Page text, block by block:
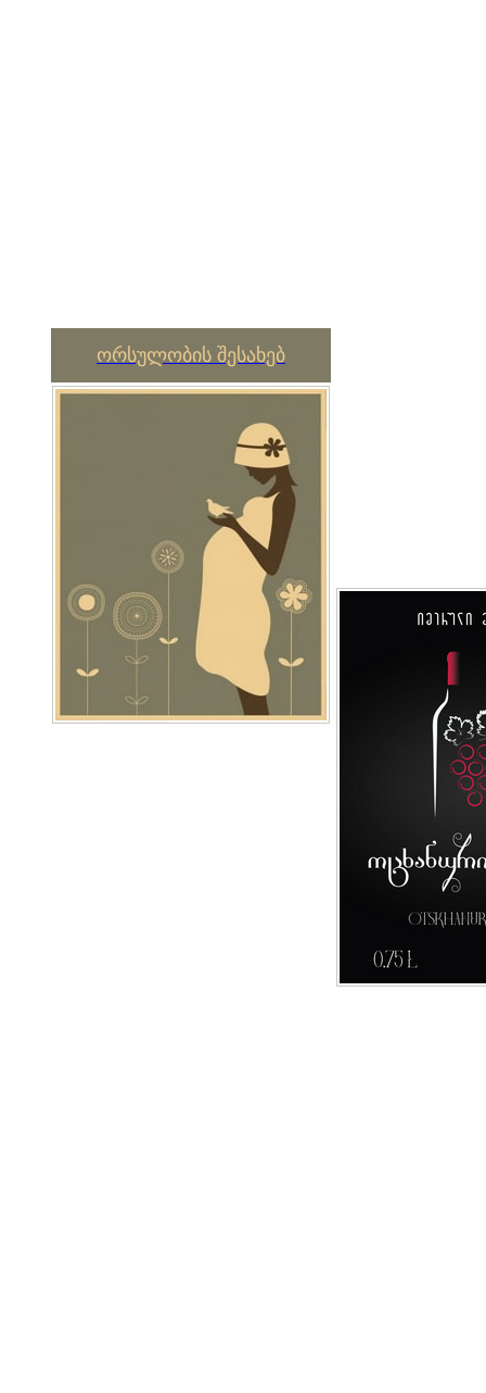
ორსულობის შესახებ